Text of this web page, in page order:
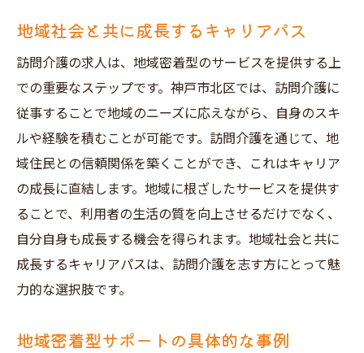
地域社会と共に成長するキャリアパス
訪問介護の求人は、地域密着型のサービスを提供する上
での重要なステップです。神戸市北区では、訪問介護に
従事することで地域のニーズに応えながら、自身のスキ
ルや経験を積むことが可能です。訪問介護を通じて、地
域住民との信頼関係を築くことができ、これはキャリア
の成長に直結します。地域に根ざしたサービスを提供す
ることで、利用者の生活の質を向上させるだけでなく、
自分自身も成長する機会を得られます。地域社会と共に
成長するキャリアパスは、訪問介護を志す方にとって魅
力的な選択肢です。
地域密着型サポートの具体的な事例